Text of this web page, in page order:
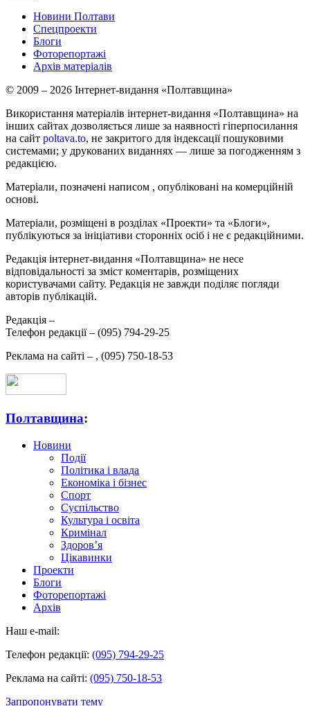
Новини Полтави
Спецпроекти
Блоги
Фоторепортажі
Архів матеріалів
© 2009 – 2026 Інтернет-видання «Полтавщина»
Використання матеріалів інтернет-видання «Полтавщина» на
інших сайтах дозволяється лише за наявності гіперпосилання
на сайт poltava.to, не закритого для індексації пошуковими
системами; у друкованих виданнях — лише за погодженням з
редакцією.
Матеріали, позначені написом , опубліковані на комерційній
основі.
Матеріали, розміщені в розділах «Проекти» та «Блоги»,
публікуються за ініціативи сторонніх осіб і не є редакційними.
Редакція інтернет-видання «Полтавщина» не несе
відповідальності за зміст коментарів, розміщених
користувачами сайту. Редакція не завжди поділяє погляди
авторів публікацій.
Редакція –
Телефон редакції – (095) 794-29-25
Реклама на сайті – , (095) 750-18-53
Полтавщина:
Новини
Події
Політика і влада
Економіка і бізнес
Спорт
Суспільство
Культура і освіта
Кримінал
Здоров’я
Цікавинки
Проекти
Блоги
Фоторепортажі
Архів
Наш e-mail:
Телефон редакції: (095) 794-29-25
Реклама на сайті: (095) 750-18-53
Запропонувати тему